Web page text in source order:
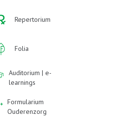
Repertorium
Folia
Auditorium | e-
learnings
Formularium
Ouderenzorg